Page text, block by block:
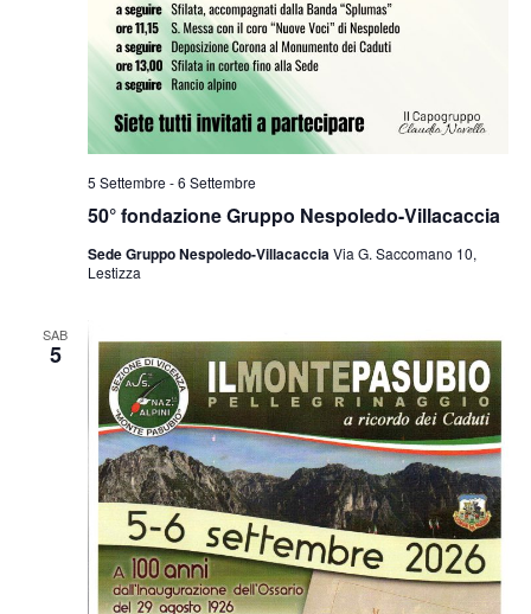
50° fondazione Gruppo Nespoledo-Villacaccia
5 Settembre -6 Settembre
Sede Gruppo Nespoledo-VillacacciaVia G. Saccomano 10,
Lestizza
SAB
5